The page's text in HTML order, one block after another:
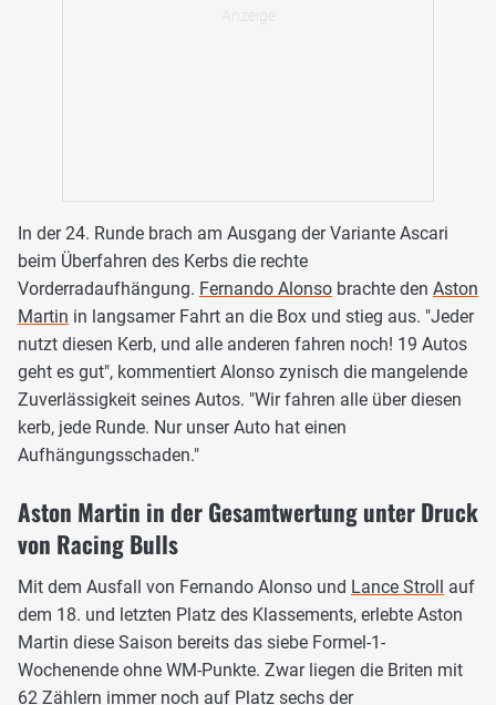
In der 24. Runde brach am Ausgang der Variante Ascari
beim Überfahren des Kerbs die rechte
Vorderradaufhängung. Fernando Alonso brachte den Aston
Martin in langsamer Fahrt an die Box und stieg aus. "Jeder
nutzt diesen Kerb, und alle anderen fahren noch! 19 Autos
geht es gut", kommentiert Alonso zynisch die mangelende
Zuverlässigkeit seines Autos. "Wir fahren alle über diesen
kerb, jede Runde. Nur unser Auto hat einen
Aufhängungsschaden."
Aston Martin in der Gesamtwertung unter Druck
von Racing Bulls
Mit dem Ausfall von Fernando Alonso und Lance Stroll
auf
dem 18. und letzten Platz des Klassements, erlebte Aston
Martin diese Saison bereits das siebe Formel-1-
Wochenende ohne WM-Punkte. Zwar liegen die Briten mit
62 Zählern immer noch auf Platz sechs der